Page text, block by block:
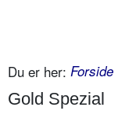
Du er her: Forside
Gold Spezial